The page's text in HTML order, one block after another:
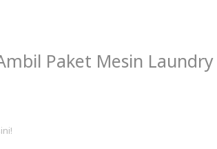
Paket Mesin